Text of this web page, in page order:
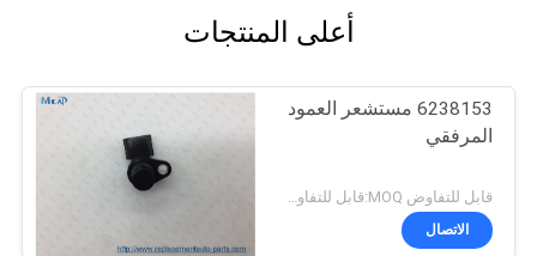
أعلى المنتجات
6238153 مستشعر العمود
المرفقي
الاتصال